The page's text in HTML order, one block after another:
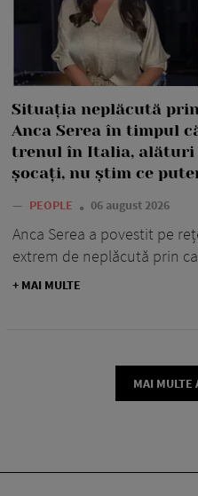
Situația neplăcută
Anca Serea în timpul
trenul în Italia, alături
șocați, nu știm ce
— PEOPLE 06 august 2026
Anca Serea a povestit pe
extrem de neplăcută prin
+ MAI MULTE
MAI MULTE